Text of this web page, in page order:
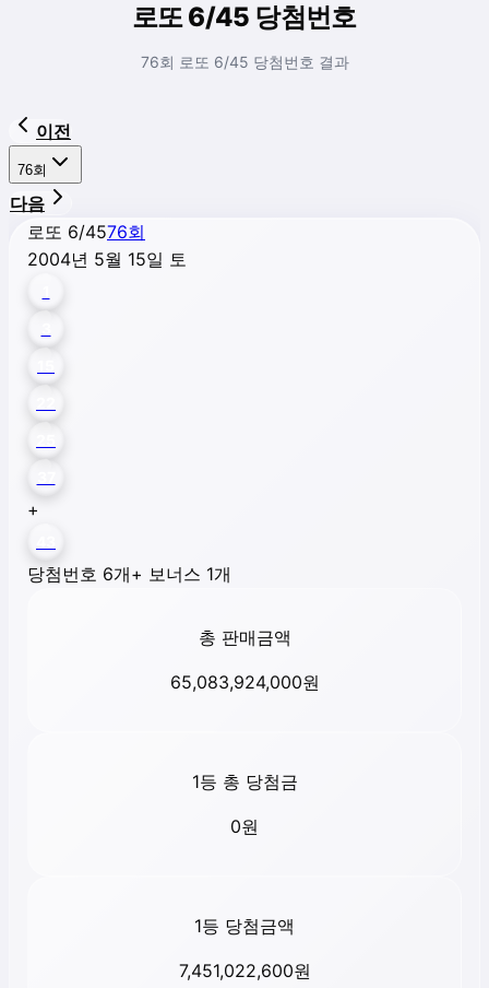
로또 6/45 당첨번호
76회 로또 6/45 당첨번호 결과
이전
76회
다음
로또 6/4576회
2004년 5월 15일 토
+
당첨번호 6개+ 보너스 1개
총 판매금액
65,083,924,000원
1등 총 당첨금
0원
1등 당첨금액
7,451,022,600원